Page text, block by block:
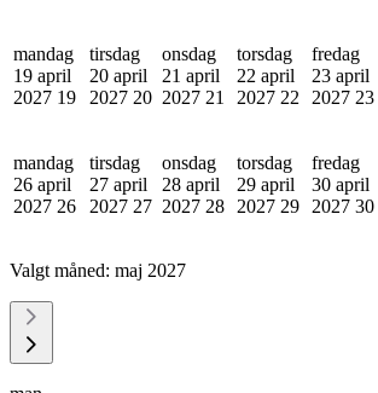
mandag
19 april
2027 19
tirsdag
20 april
2027 20
onsdag
21 april
2027 21
torsdag
22 april
2027 22
fredag
23 april
2027 23
mandag
26 april
2027 26
tirsdag
27 april
2027 27
onsdag
28 april
2027 28
torsdag
29 april
2027 29
fredag
30 april
2027 30
Valgt måned: maj 2027